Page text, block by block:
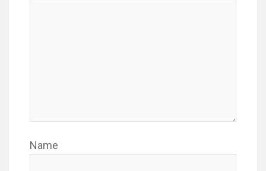
Name